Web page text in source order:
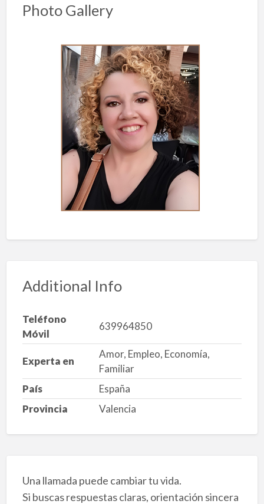
Photo Gallery
Additional Info
Teléfono
Móvil
639964850
Experta en
Amor, Empleo, Economía,
Familiar
País
España
Provincia
Valencia
Una llamada puede cambiar tu vida.
Si buscas respuestas claras, orientación sincera